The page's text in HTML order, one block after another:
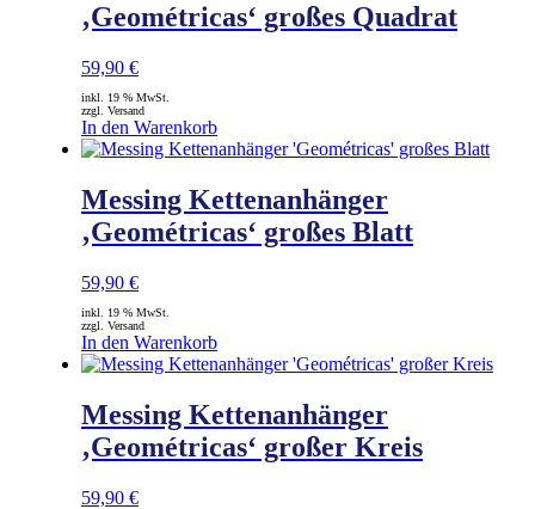
‚Geométricas‘ großes Quadrat
59,90 €
inkl. 19 % MwSt.
zzgl. Versand
In den Warenkorb
Messing Kettenanhänger
‚Geométricas‘ großes Blatt
59,90 €
inkl. 19 % MwSt.
zzgl. Versand
In den Warenkorb
Messing Kettenanhänger
‚Geométricas‘ großer Kreis
59,90 €